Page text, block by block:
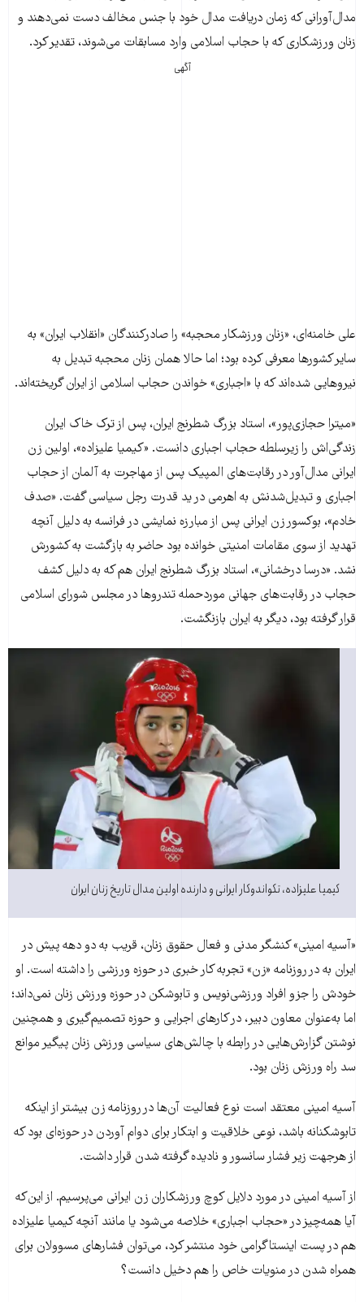
مدال‌آورانی که زمان دریافت مدال خود با جنس مخالف دست نمی‌دهند و
زنان ورزشکاری که با حجاب اسلامی وارد مسابقات می‌شوند، تقدیر کرد.
آگهی
علی خامنه‌ای، «زنان ورزشکار محجبه» را صادرکنندگان «انقلاب ایران» به
سایر کشورها معرفی کرده بود؛ اما حالا همان زنان محجبه تبدیل به
نیروهایی شده‌اند که با «اجباری» خواندن حجاب اسلامی از ایران گریخته‌اند.
«میترا حجازی‌پور»، استاد بزرگ شطرنج ایران، پس از ترک خاک ایران
زندگی‌اش را زیرسلطه حجاب اجباری دانست. «کیمیا علیزاده»، اولین زن
ایرانی مدال‌آور در رقابت‌های المپیک پس از مهاجرت به آلمان از حجاب
اجباری و تبدیل‌شدنش به اهرمی در ید قدرت رجل سیاسی گفت. «صدف
خادم»، بوکسور زن ایرانی پس از مبارزه نمایشی در فرانسه به دلیل آنچه
تهدید از سوی مقامات امنیتی خوانده بود حاضر به بازگشت به کشورش
نشد. «درسا درخشانی»، استاد بزرگ شطرنج ایران هم که به دلیل کشف
حجاب در رقابت‌های جهانی موردحمله تندروها در مجلس شورای اسلامی
قرار گرفته بود، دیگر به ایران بازنگشت.
کیمیا علیزاده، تکواندوکار ایرانی و دارنده اولین مدال تاریخ زنان ایران
«آسیه امینی» کنشگر مدنی و فعال حقوق زنان، قریب به دو دهه پیش در
ایران به در روزنامه «زن» تجربه کار خبری در حوزه ورزشی را داشته است. او
خودش را جزو افراد ورزشی‌نویس و تابوشکن در حوزه ورزش زنان نمی‌داند؛
اما به‌عنوان معاون دبیر، در کارهای اجرایی و حوزه تصمیم‌گیری و همچنین
نوشتن گزارش‌هایی در رابطه با چالش‌های سیاسی ورزش زنان پیگیر موانع
سد راه ورزش زنان بود.
آسیه امینی معتقد است نوع فعالیت آن‌ها در روزنامه زن بیشتر از اینکه
تابوشکنانه باشد، نوعی خلاقیت و ابتکار برای دوام آوردن در حوزه‌ای بود که
از هرجهت زیر فشار سانسور و نادیده گرفته شدن قرار داشت.
از آسیه امینی در مورد دلایل کوچ ورزشکاران زن ایرانی می‌پرسیم. از این‌که
آیا همه‌چیز در «حجاب اجباری» خلاصه می‌شود یا مانند آنچه کیمیا علیزاده
هم در پست اینستاگرامی‌ خود منتشر کرد، می‌توان فشارهای مسوولان برای
همراه شدن در منویات خاص را هم دخیل دانست؟